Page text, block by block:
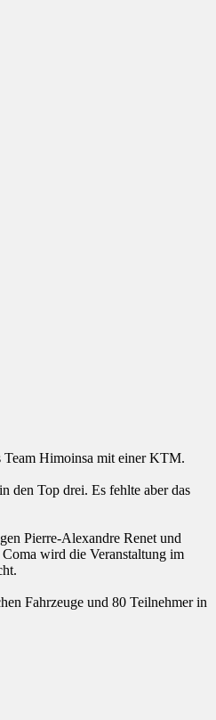
Team Himoinsa mit einer KTM.
den Top drei. Es fehlte aber das
Pierre-Alexandre Renet und
wird die Veranstaltung im
Fahrzeuge und 80 Teilnehmer in